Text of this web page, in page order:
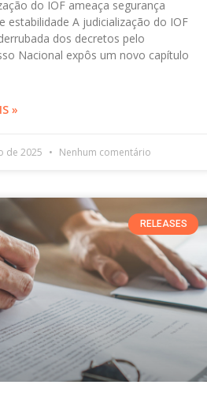
do IOF ameaça segurança
estabilidade A judicialização do IOF
dos decretos pelo
Nacional expôs um novo capítulo
»
de 2025 Nenhum comentário
RELEASES